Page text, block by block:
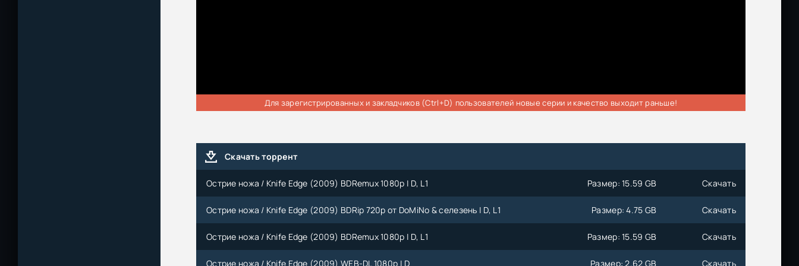
Для зарегистрированных и закладчиков (Ctrl+D) пользователей новые серии и качество выходит раньше!
Скачать торрент
Острие ножа / Knife Edge (2009) BDRemux 1080p | D, L1 Размер: 15.59 GB Скачать
Острие ножа / Knife Edge (2009) BDRip 720p от DoMiNo & селезень | D, L1 Размер: 4.75 GB Скачать
Острие ножа / Knife Edge (2009) BDRemux 1080p | D, L1 Размер: 15.59 GB Скачать
Острие ножа / Knife Edge (2009) WEB-DL 1080p | D Размер: 2.62 GB Скачать